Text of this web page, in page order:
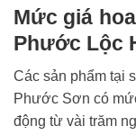
Mức giá
Phước Lộc
Các sản phẩm tại
Phước Sơn có
động từ vài trăm